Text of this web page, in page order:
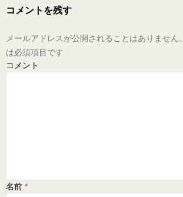
コメントを残す
メールアドレスが公開されることはありません。
は必須項目です
コメント
名前 *